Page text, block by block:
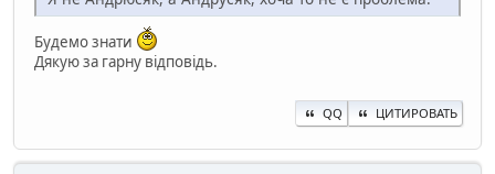
Будемо знати
Дякую за гарну відповідь.
QQ ЦИТИРОВАТЬ